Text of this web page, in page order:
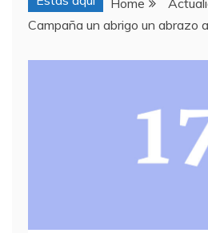
Home
Campaña un abrigo un abrazo